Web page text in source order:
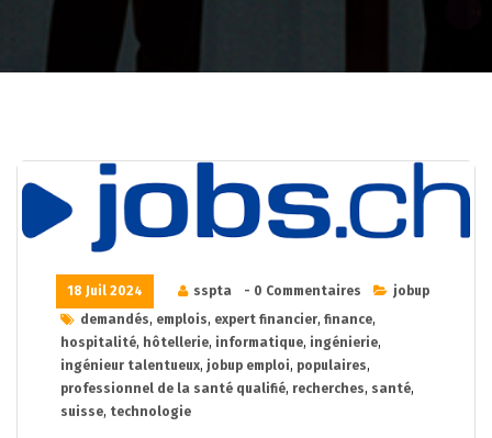
18 Juil 2024 sspta - 0 Commentaires
jobup
demandés, emplois, expert financier, finance,
hospitalité, hôtellerie, informatique, ingénierie,
ingénieur talentueux, jobup emploi, populaires,
professionnel de la santé qualifié, recherches, santé,
suisse, technologie